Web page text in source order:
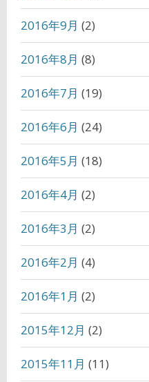
2016年9月 (2)
2016年8月 (8)
2016年7月 (19)
2016年6月 (24)
2016年5月 (18)
2016年4月 (2)
2016年3月 (2)
2016年2月 (4)
2016年1月 (2)
2015年12月 (2)
2015年11月 (11)